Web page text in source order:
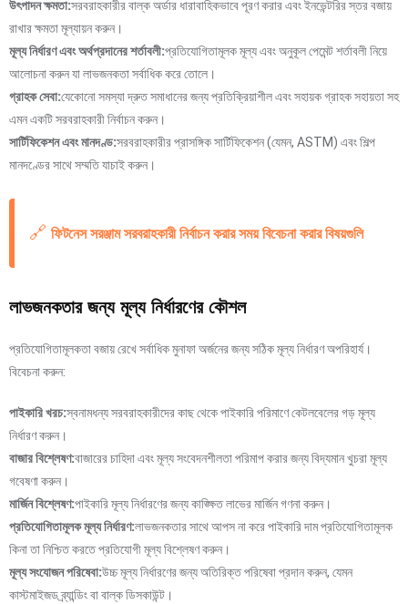
উৎপাদন ক্ষমতা:সরবরাহকারীর বাল্ক অর্ডার ধারাবাহিকভাবে পূরণ করার এবং ইনভেন্টরির স্তর বজায়
রাখার ক্ষমতা মূল্যায়ন করুন।
মূল্য নির্ধারণ এবং অর্থপ্রদানের শর্তাবলী:প্রতিযোগিতামূলক মূল্য এবং অনুকূল পেমেন্ট শর্তাবলী নিয়ে
আলোচনা করুন যা লাভজনকতা সর্বাধিক করে তোলে।
গ্রাহক সেবা:যেকোনো সমস্যা দ্রুত সমাধানের জন্য প্রতিক্রিয়াশীল এবং সহায়ক গ্রাহক সহায়তা সহ
এমন একটি সরবরাহকারী নির্বাচন করুন।
সার্টিফিকেশন এবং মানদণ্ড:সরবরাহকারীর প্রাসঙ্গিক সার্টিফিকেশন (যেমন, ASTM) এবং শিল্প
মানদণ্ডের সাথে সম্মতি যাচাই করুন।
🔗 ফিটনেস সরঞ্জাম সরবরাহকারী নির্বাচন করার সময় বিবেচনা করার বিষয়গুলি
লাভজনকতার জন্য মূল্য নির্ধারণের কৌশল
প্রতিযোগিতামূলকতা বজায় রেখে সর্বাধিক মুনাফা অর্জনের জন্য সঠিক মূল্য নির্ধারণ অপরিহার্য।
বিবেচনা করুন:
পাইকারি খরচ:স্বনামধন্য সরবরাহকারীদের কাছ থেকে পাইকারি পরিমাণে কেটলবেলের গড় মূল্য
নির্ধারণ করুন।
বাজার বিশ্লেষণ:বাজারের চাহিদা এবং মূল্য সংবেদনশীলতা পরিমাপ করার জন্য বিদ্যমান খুচরা মূল্য
গবেষণা করুন।
মার্জিন বিশ্লেষণ:পাইকারি মূল্য নির্ধারণের জন্য কাঙ্ক্ষিত লাভের মার্জিন গণনা করুন।
প্রতিযোগিতামূলক মূল্য নির্ধারণ:লাভজনকতার সাথে আপস না করে পাইকারি দাম প্রতিযোগিতামূলক
কিনা তা নিশ্চিত করতে প্রতিযোগী মূল্য বিশ্লেষণ করুন।
মূল্য সংযোজন পরিষেবা:উচ্চ মূল্য নির্ধারণের জন্য অতিরিক্ত পরিষেবা প্রদান করুন, যেমন
কাস্টমাইজড ব্র্যান্ডিং বা বাল্ক ডিসকাউন্ট।